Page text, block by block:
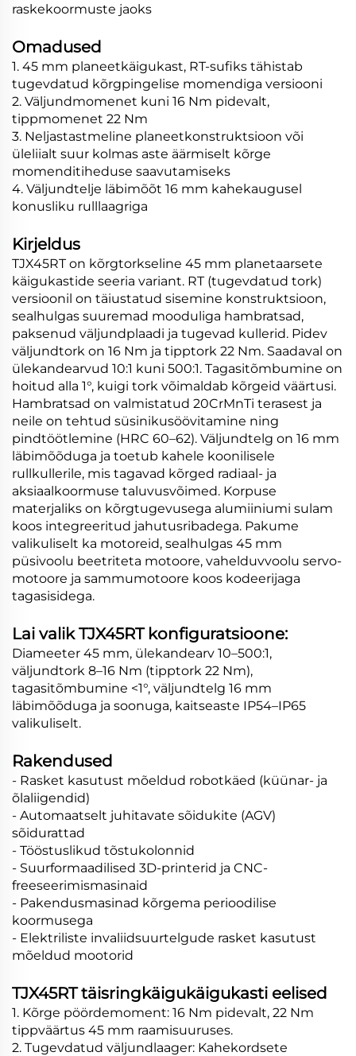
raskekoormuste jaoks
Omadused
1. 45 mm planeetkäigukast, RT-sufiks tähistab
tugevdatud kõrgpingelise momendiga versiooni
2. Väljundmomenet kuni 16 Nm pidevalt,
tippmomenet 22 Nm
3. Neljastastmeline planeetkonstruktsioon või
üleliialt suur kolmas aste äärmiselt kõrge
momenditiheduse saavutamiseks
4. Väljundtelje läbimõõt 16 mm kahekaugusel
konusliku rulllaagriga
Kirjeldus
TJX45RT on kõrgtorkseline 45 mm planetaarsete
käigukastide seeria variant. RT (tugevdatud tork)
versioonil on täiustatud sisemine konstruktsioon,
sealhulgas suuremad mooduliga hambratsad,
paksenud väljundplaadi ja tugevad kullerid. Pidev
väljundtork on 16 Nm ja tipptork 22 Nm. Saadaval on
ülekandearvud 10:1 kuni 500:1. Tagasitõmbumine on
hoitud alla 1°, kuigi tork võimaldab kõrgeid väärtusi.
Hambratsad on valmistatud 20CrMnTi terasest ja
neile on tehtud süsinikusöövitamine ning
pindtöötlemine (HRC 60–62). Väljundtelg on 16 mm
läbimõõduga ja toetub kahele koonilisele
rullkullerile, mis tagavad kõrged radiaal- ja
aksiaalkoormuse taluvusvõimed. Korpuse
materjaliks on kõrgtugevusega alumiiniumi sulam
koos integreeritud jahutusribadega. Pakume
valikuliselt ka motoreid, sealhulgas 45 mm
püsivoolu beetriteta motoore, vahelduvvoolu servo-
motoore ja sammumotoore koos kodeerijaga
tagasisidega.
Lai valik TJX45RT konfiguratsioone:
Diameeter 45 mm, ülekandearv 10–500:1,
väljundtork 8–16 Nm (tipptork 22 Nm),
tagasitõmbumine <1°, väljundtelg 16 mm
läbimõõduga ja soonuga, kaitseaste IP54–IP65
valikuliselt.
Rakendused
- Rasket kasutust mõeldud robotkäed (küünar- ja
õlaliigendid)
- Automaatselt juhitavate sõidukite (AGV)
sõidurattad
- Tööstuslikud tõstukolonnid
- Suurformaadilised 3D-printerid ja CNC-
freeseerimismasinaid
- Pakendusmasinad kõrgema perioodilise
koormusega
- Elektriliste invaliidsuurtelgude rasket kasutust
mõeldud mootorid
TJX45RT täisringkäigukäigukasti eelised
1. Kõrge pöördemoment: 16 Nm pidevalt, 22 Nm
tippväärtus 45 mm raamisuuruses.
2. Tugevdatud väljundlaager: Kahekordsete